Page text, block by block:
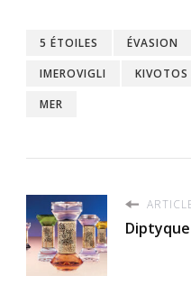
5 ÉTOILES ÉVASION
IMEROVIGLI
MER